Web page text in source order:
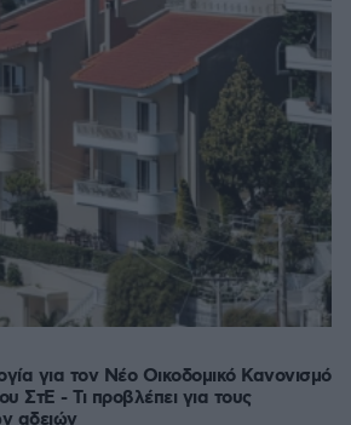
για τον Νέο Οικοδομικό Κανονισμό
ΣτΕ - Τι προβλέπει για τους
αδειών